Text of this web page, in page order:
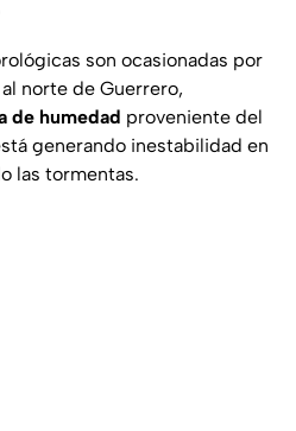
son ocasionadas por
al norte de Guerrero,
de humedad proveniente del
generando inestabilidad en
las tormentas.